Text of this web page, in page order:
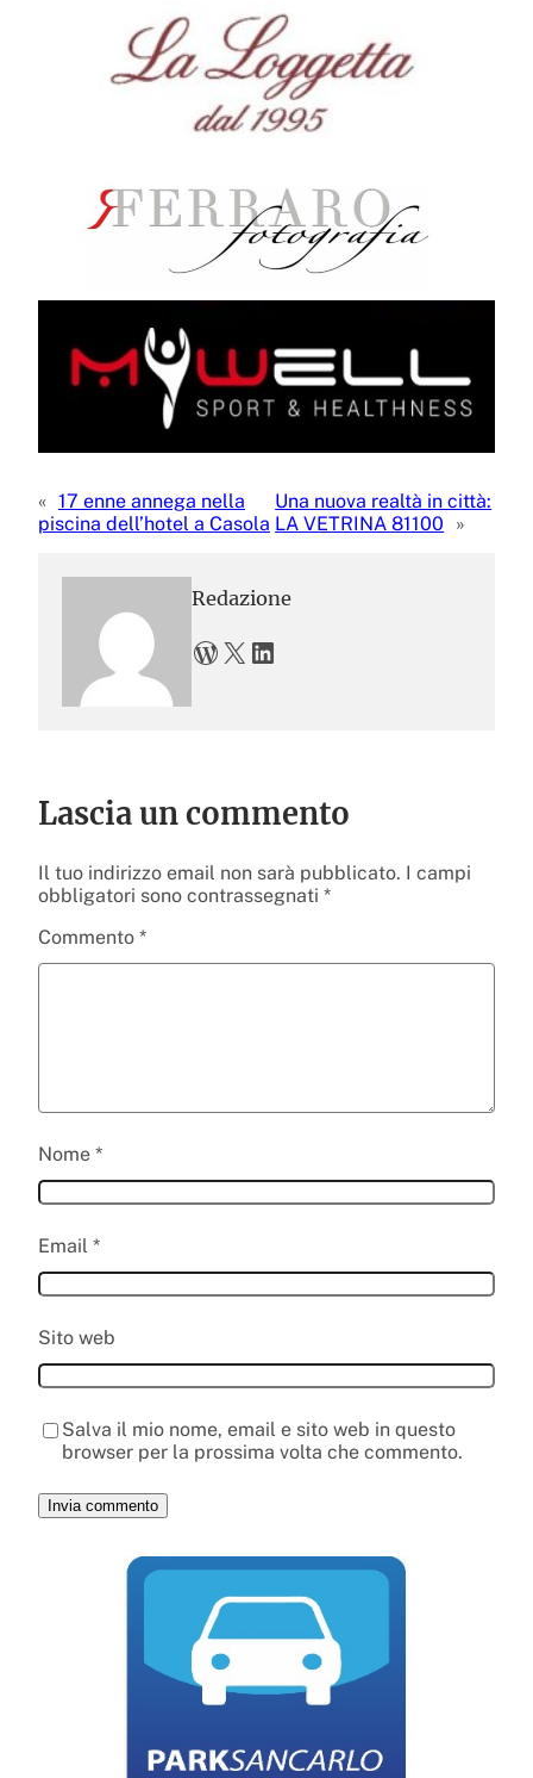
« 17 enne annega nella
piscina dell’hotel a Casola
Una nuova realtà in città:
LA VETRINA 81100
»
Redazione
WordPress X LinkedIn
Lascia un commento
Il tuo indirizzo email non sarà pubblicato. I campi
obbligatori sono contrassegnati *
Commento *
Nome *
Email *
Sito web
Salva il mio nome, email e sito web in questo
browser per la prossima volta che commento.